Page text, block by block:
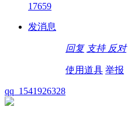
17659
发消息
回复 支持 反对
使用道具 举报
qq_1541926328